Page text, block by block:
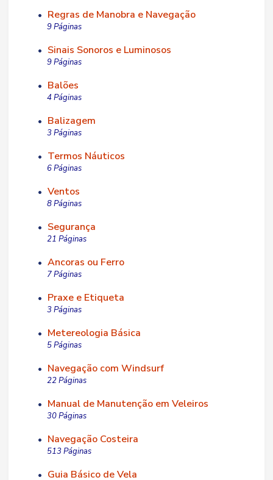
• Regras de Manobra e Navegação
9 Páginas
• Sinais Sonoros e Luminosos
9 Páginas
• Balões
4 Páginas
• Balizagem
3 Páginas
• Termos Náuticos
6 Páginas
• Ventos
8 Páginas
• Segurança
21 Páginas
• Ancoras ou Ferro
7 Páginas
• Praxe e Etiqueta
3 Páginas
• Metereologia Básica
5 Páginas
• Navegação com Windsurf
22 Páginas
• Manual de Manutenção em Veleiros
30 Páginas
• Navegação Costeira
513 Páginas
• Guia Básico de Vela